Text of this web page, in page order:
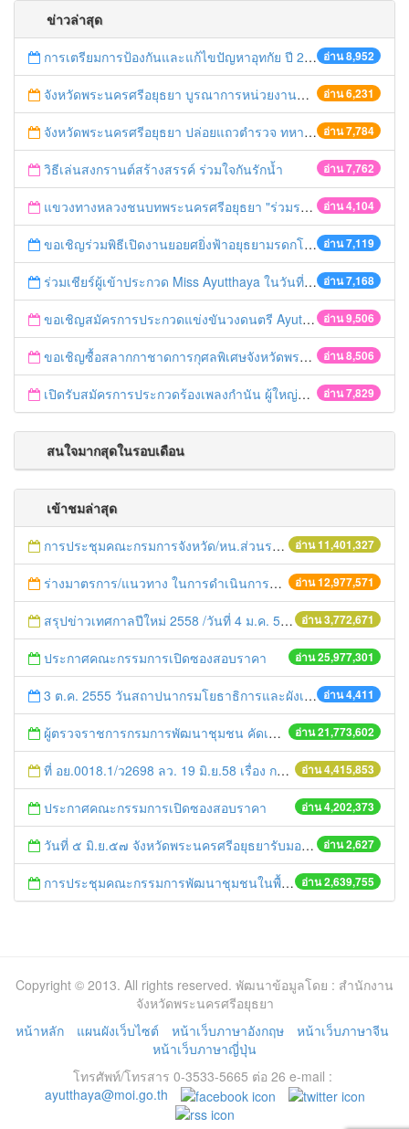
ข่าวล่าสุด
อ่าน 8,952
การเตรียมการป้องกันและแก้ไขปัญหาอุทกัย ปี 2561
อ่าน 6,231
จังหวัดพระนครศรีอยุธยา บูรณาการหน่วยงานที่เกี่ยวข้อง ลงพื้นที่จัดระเบียบและดำเนินมาตรการตามบทลงโทษสูงสุดกับผู้ประกอบการร้านค้าที่ยังฝ่าฝืนตั้งร้านค้ารุกล้ำเขตพื้นที่ทางหลวง เตรียมความปลอดภัยก่อนเทศกาลสงกรานต์
อ่าน 7,784
จังหวัดพระนครศรีอยุธยา ปล่อยแถวตำรวจ ทหาร ฝ่ายปกครอง กว่า 100 นาย ตรวจเข้มท่ารถสาธารณะ สถานีขนส่งรถโดยสาร วินรถตู้ และสถานีรถไฟ เตรียมรับมือเทศกาลสงกรานต์
อ่าน 7,762
วิธีเล่นสงกรานต์สร้างสรรค์ ร่วมใจกันรักน้ำ
อ่าน 4,104
แขวงทางหลวงชนบทพระนครศรีอยุธยา "ร่วมรณรงค์ ขับช้า เปิดไฟหน้า คาดเข็มขัด" เทศกาลสงกรานต์ ปี 2561
อ่าน 7,119
ขอเชิญร่วมพิธีเปิดงานยอยศยิ่งฟ้าอยุธยามรดกโลก
อ่าน 7,168
ร่วมเชียร์ผู้เข้าประกวด Miss Ayutthaya ในวันที่ 15 ธันวาคม 2560
อ่าน 9,506
ขอเชิญสมัครการประกวดแข่งขันวงดนตรี Ayutthaya battle of the bands
อ่าน 8,506
ขอเชิญซื้อสลากกาชาดการกุศลพิเศษจังหวัดพระนครศรีอยุธยา 2560
อ่าน 7,829
เปิดรับสมัครการประกวดร้องเพลงกำนัน ผู้ใหญ่บ้าน ฯลฯ
สนใจมากสุดในรอบเดือน
เข้าชมล่าสุด
อ่าน 11,401,327
การประชุมคณะกรมการจังหวัด/หน.ส่วนราชการประจำเดือน มิถุนายน 2558
อ่าน 12,977,571
ร่างมาตรการ/แนวทาง ในการดำเนินการประกอบการตรวจราชการแบบบูรณาการ
อ่าน 3,772,671
สรุปข่าวเทศกาลปีใหม่ 2558 /วันที่ 4 ม.ค. 58
อ่าน 25,977,301
ประกาศคณะกรรมการเปิดซองสอบราคา
อ่าน 4,411
3 ต.ค. 2555 วันสถาปนากรมโยธาธิการและผังเมือง ครบรอบ 10 ปี 1 ทศวรรษ
อ่าน 21,773,602
ผู้ตรวจราชการกรมการพัฒนาชุมชน คัดเลือกข้าราชการและลูกจ้างดีเด่น และหน่วยงานพัฒนาชุมชนใสสะอาด ประจำปี ๒๕๕๔
อ่าน 4,415,853
ที่ อย.0018.1/ว2698 ลว. 19 มิ.ย.58 เรื่อง การแก้ไขปัญหาหนี้สินให้แก่เกษตรกร
อ่าน 4,202,373
ประกาศคณะกรรมการเปิดซองสอบราคา
อ่าน 2,627
วันที่ ๕ มิ.ย.๕๗ จังหวัดพระนครศรีอยุธยารับมอบอุปกรณ์คอมพิวเตอร์ ตามโครงการ Thai Cyber Kids
อ่าน 2,639,755
การประชุมคณะกรรมการพัฒนาชุมชนในพื้นที่รอบโรงไฟฟ้า (คพรฟ.) ครั้งที่ 2/2558 กองทุนพัฒนาไฟฟ้าบริษัท โรจนะเพาเวอร์ จำกัด
Copyright © 2013. All rights reserved. พัฒนาข้อมูลโดย : สำนักงาน
จังหวัดพระนครศรีอยุธยา
หน้าหลัก
แผนผังเว็บไซต์ หน้าเว็บภาษาอังกฤษ
หน้าเว็บภาษาจีน
หน้าเว็บภาษาญี่ปุ่น
โทรศัพท์/โทรสาร 0-3533-5665 ต่อ 26 e-mail :
ayutthaya@moi.go.th